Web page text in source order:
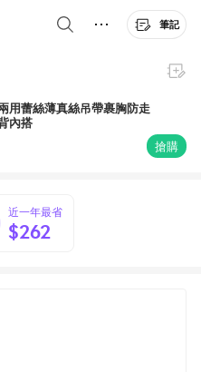
筆記
用蕾絲薄真絲吊帶裹胸防走
內搭
搶購
近一年最省
$262